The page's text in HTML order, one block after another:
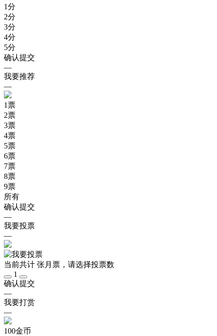
1分
2分
3分
4分
5分
确认提交
—
我要推荐
—
1票
2票
3票
4票
5票
6票
7票
8票
9票
所有
确认提交
—
我要投票
—
当前共计 张月票，请选择投票数
1
确认提交
—
我要打赏
—
100金币